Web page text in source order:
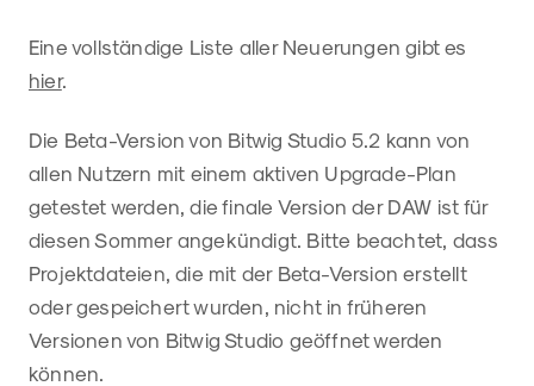
Eine vollständige Liste aller Neuerungen gibt es
hier.
Die Beta-Version von Bitwig Studio 5.2 kann von
allen Nutzern mit einem aktiven Upgrade-Plan
getestet werden, die finale Version der DAW ist für
diesen Sommer angekündigt. Bitte beachtet, dass
Projektdateien, die mit der Beta-Version erstellt
oder gespeichert wurden, nicht in früheren
Versionen von Bitwig Studio geöffnet werden
können.